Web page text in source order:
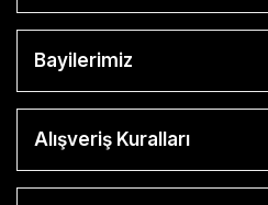
Bayilerimiz
Alışveriş Kuralları